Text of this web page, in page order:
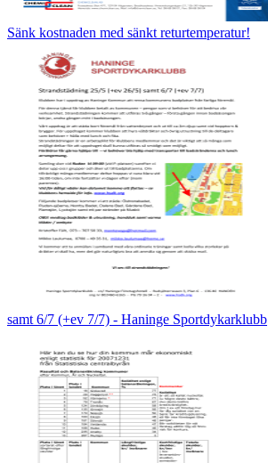
Sänk kostnaden med sänkt returtemperatur!
samt 6/7 (+ev 7/7) - Haninge Sportdykarklubb